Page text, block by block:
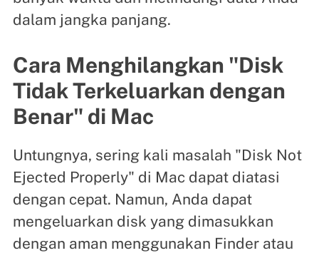
dalam jangka panjang.
Cara Menghilangkan "Disk
Tidak Terkeluarkan dengan
Benar" di Mac
Untungnya, sering kali masalah "Disk Not
Ejected Properly" di Mac dapat diatasi
dengan cepat. Namun, Anda dapat
mengeluarkan disk yang dimasukkan
dengan aman menggunakan Finder atau